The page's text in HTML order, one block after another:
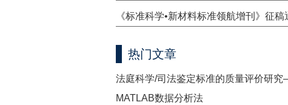
《标准科学•新材料标准领航增刊》征稿
热门文章
法庭科学/司法鉴定标准的质量评价研
MATLAB数据分析法